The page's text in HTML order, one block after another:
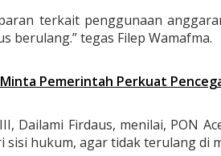
terkait penggunaan
berulang.” tegas Filep Wamafma.
Pemerintah Perkuat
Dailami Firdaus, menilai, PON
hukum, agar tidak terulang di